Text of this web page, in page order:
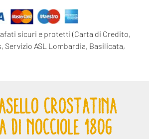
sicuri e protetti (Carta di Credito,
Servizio ASL Lombardia, Basilicata,
CROSTATINA
DI NOCCIOLE 180G